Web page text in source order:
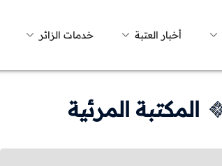
أخبار العتبة خدمات الزائر
المكتبة المرئية